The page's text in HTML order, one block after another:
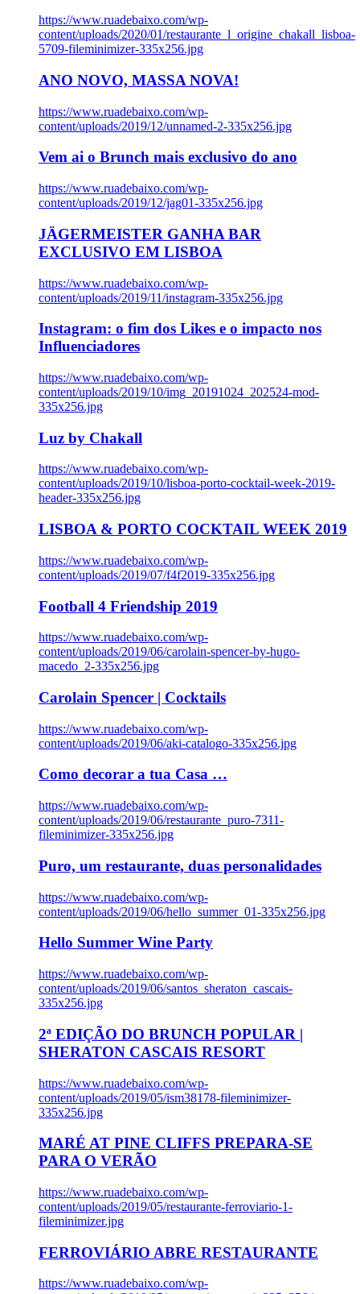
https://www.ruadebaixo.com/wp-
content/uploads/2020/01/restaurante_l_origine_chakall_lisboa-
5709-fileminimizer-335x256.jpg
ANO NOVO, MASSA NOVA!
https://www.ruadebaixo.com/wp-
content/uploads/2019/12/unnamed-2-335x256.jpg
Vem ai o Brunch mais exclusivo do ano
https://www.ruadebaixo.com/wp-
content/uploads/2019/12/jag01-335x256.jpg
JÄGERMEISTER GANHA BAR
EXCLUSIVO EM LISBOA
https://www.ruadebaixo.com/wp-
content/uploads/2019/11/instagram-335x256.jpg
Instagram: o fim dos Likes e o impacto nos
Influenciadores
https://www.ruadebaixo.com/wp-
content/uploads/2019/10/img_20191024_202524-mod-
335x256.jpg
Luz by Chakall
https://www.ruadebaixo.com/wp-
content/uploads/2019/10/lisboa-porto-cocktail-week-2019-
header-335x256.jpg
LISBOA & PORTO COCKTAIL WEEK 2019
https://www.ruadebaixo.com/wp-
content/uploads/2019/07/f4f2019-335x256.jpg
Football 4 Friendship 2019
https://www.ruadebaixo.com/wp-
content/uploads/2019/06/carolain-spencer-by-hugo-
macedo_2-335x256.jpg
Carolain Spencer | Cocktails
https://www.ruadebaixo.com/wp-
content/uploads/2019/06/aki-catalogo-335x256.jpg
Como decorar a tua Casa …
https://www.ruadebaixo.com/wp-
content/uploads/2019/06/restaurante_puro-7311-
fileminimizer-335x256.jpg
Puro, um restaurante, duas personalidades
https://www.ruadebaixo.com/wp-
content/uploads/2019/06/hello_summer_01-335x256.jpg
Hello Summer Wine Party
https://www.ruadebaixo.com/wp-
content/uploads/2019/06/santos_sheraton_cascais-
335x256.jpg
2ª EDIÇÃO DO BRUNCH POPULAR |
SHERATON CASCAIS RESORT
https://www.ruadebaixo.com/wp-
content/uploads/2019/05/ism38178-fileminimizer-
335x256.jpg
MARÉ AT PINE CLIFFS PREPARA-SE
PARA O VERÃO
https://www.ruadebaixo.com/wp-
content/uploads/2019/05/restaurante-ferroviario-1-
fileminimizer.jpg
FERROVIÁRIO ABRE RESTAURANTE
https://www.ruadebaixo.com/wp-